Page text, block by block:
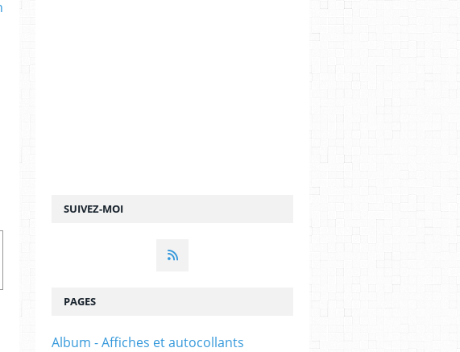
SUIVEZ-MOI
PAGES
Album - Affiches et autocollants